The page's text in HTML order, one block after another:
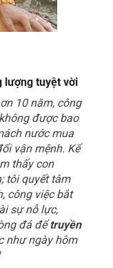
lượng tuyệt vời
10 năm, công
được bao
nước mua
vận mệnh. Kể
thấy con
tôi quyết tâm
công việc bắt
sự nỗ lực,
đá đểtruyền
như ngày hôm